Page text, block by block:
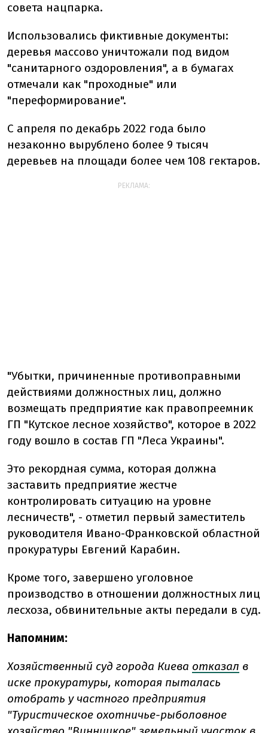
совета нацпарка.
Использовались фиктивные документы:
деревья массово уничтожали под видом
"санитарного оздоровления", а в бумагах
отмечали как "проходные" или
"переформирование".
С апреля по декабрь 2022 года было
незаконно вырублено более 9 тысяч
деревьев на площади более чем 108 гектаров.
РЕКЛАМА:
"Убытки, причиненные противоправными
действиями должностных лиц, должно
возмещать предприятие как правопреемник
ГП "Кутское лесное хозяйство", которое в 2022
году вошло в состав ГП "Леса Украины".
Это рекордная сумма, которая должна
заставить предприятие жестче
контролировать ситуацию на уровне
лесничеств", - отметил первый заместитель
руководителя Ивано-Франковской областной
прокуратуры Евгений Карабин.
Кроме того, завершено уголовное
производство в отношении должностных лиц
лесхоза, обвинительные акты передали в суд.
Напомним:
Хозяйственный суд города Киева отказал в
иске прокуратуры, которая пыталась
отобрать у частного предприятия
"Туристическое охотничье-рыболовное